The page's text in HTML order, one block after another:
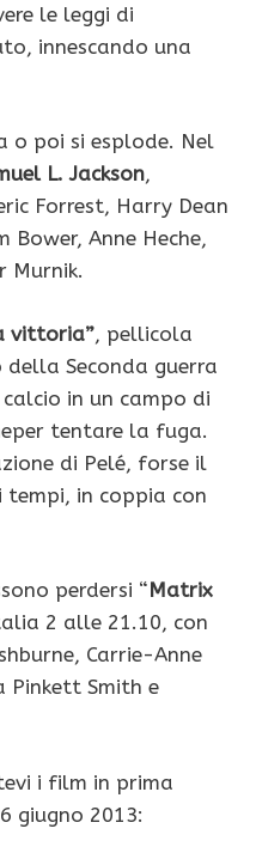
le leggi di
innescando una
o poi si esplode. Nel
L. Jackson,
Forrest, Harry Dean
Bower, Anne Heche,
Murnik.
vittoria”, pellicola
Seconda guerra
in un campo di
tentare la fuga.
di Pelé, forse il
in coppia con
perdersi “Matrix
2 alle 21.10, con
Carrie-Anne
Pinkett Smith e
i film in prima
giugno 2013: